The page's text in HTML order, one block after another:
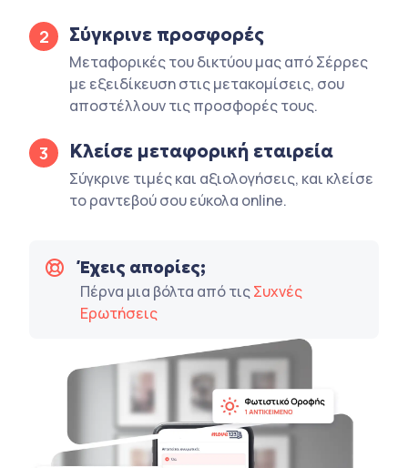
2 Σύγκρινε προσφορές
Μεταφορικές του δικτύου μας από Σέρρες
με εξειδίκευση στις μετακομίσεις, σου
αποστέλλουν τις προσφορές τους.
3 Κλείσε μεταφορική εταιρεία
Σύγκρινε τιμές και αξιολογήσεις, και κλείσε
το ραντεβού σου εύκολα online.
Έχεις απορίες;
Πέρνα μια βόλτα από τιςΣυχνές
Ερωτήσεις